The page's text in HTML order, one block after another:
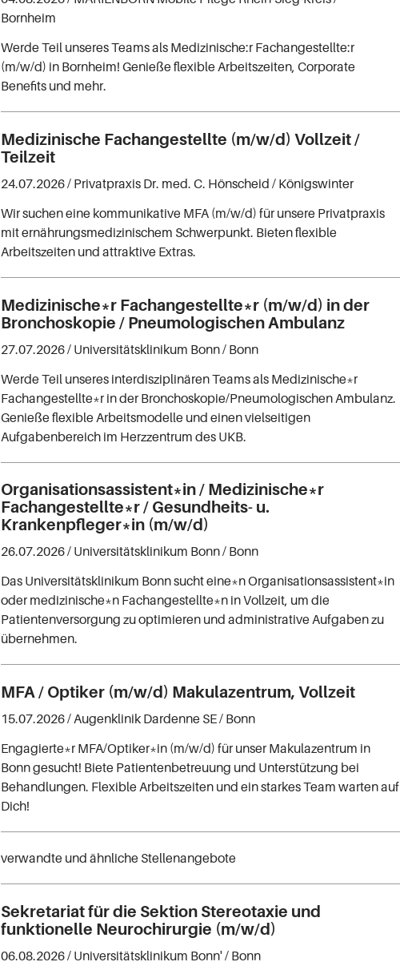
Bornheim
Werde Teil unseres Teams als Medizinische:r Fachangestellte:r
(m/w/d) in Bornheim! Genieße flexible Arbeitszeiten, Corporate
Benefits und mehr.
Medizinische Fachangestellte (m/w/d) Vollzeit /
Teilzeit
24.07.2026 / Privatpraxis Dr. med. C. Hönscheid / Königswinter
Wir suchen eine kommunikative MFA (m/w/d) für unsere Privatpraxis
mit ernährungsmedizinischem Schwerpunkt. Bieten flexible
Arbeitszeiten und attraktive Extras.
Medizinische*r Fachangestellte*r (m/w/d) in der
Bronchoskopie / Pneumologischen Ambulanz
27.07.2026 / Universitätsklinikum Bonn/ Bonn
Werde Teil unseres interdisziplinären Teams als Medizinische*r
Fachangestellte*r in der Bronchoskopie/Pneumologischen Ambulanz.
Genieße flexible Arbeitsmodelle und einen vielseitigen
Aufgabenbereich im Herzzentrum des UKB.
Organisationsassistent*in / Medizinische*r
Fachangestellte*r / Gesundheits- u.
Krankenpfleger*in (m/w/d)
26.07.2026 / Universitätsklinikum Bonn/ Bonn
Das Universitätsklinikum Bonn sucht eine*n Organisationsassistent*in
oder medizinische*n Fachangestellte*n in Vollzeit, um die
Patientenversorgung zu optimieren und administrative Aufgaben zu
übernehmen.
MFA / Optiker (m/w/d) Makulazentrum, Vollzeit
15.07.2026 /Augenklinik Dardenne SE/ Bonn
Engagierte*r MFA/Optiker*in (m/w/d) für unser Makulazentrum in
Bonn gesucht! Biete Patientenbetreuung und Unterstützung bei
Behandlungen. Flexible Arbeitszeiten und ein starkes Team warten auf
Dich!
verwandte und ähnliche Stellenangebote
Sekretariat für die Sektion Stereotaxie und
funktionelle Neurochirurgie (m/w/d)
06.08.2026 / Universitätsklinikum Bonn' / Bonn